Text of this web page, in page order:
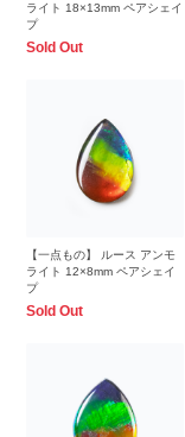
ライト 18×13mm ペアシェイ
プ
Sold Out
【一点もの】 ルース アンモ
ライト 12×8mm ペアシェイ
プ
Sold Out